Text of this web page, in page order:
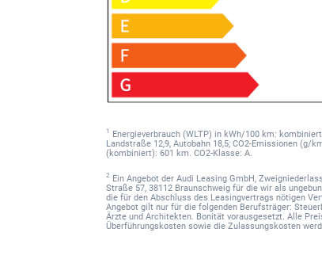
1 Energieverbrauch (WLTP) in kWh/100 km:
Landstraße 12,9, Autobahn 18,5; CO2-Emissionen (g/
(kombiniert): 601 km. CO2-Klasse: A.
2 Ein Angebot der Audi Leasing GmbH,
Straße 57, 38112 Braunschweig für die wir als
die für den Abschluss des Leasingvertrags nötigen
Angebot gilt nur für die folgenden Berufsträger:
Ärzte und Architekten. Bonität vorausgesetzt. Alle
Überführungskosten sowie die Zulassungskosten